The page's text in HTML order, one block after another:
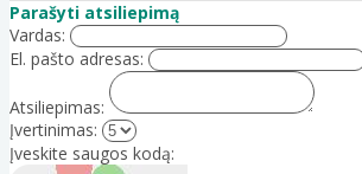
Parašyti atsiliepimą
Vardas:
El. pašto adresas:
Atsiliepimas:
Įvertinimas:
Įveskite saugos kodą: